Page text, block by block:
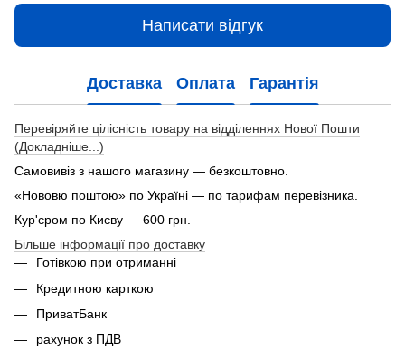
Написати відгук
Доставка Оплата Гарантія
Перевіряйте цілісність товару на відділеннях Нової Пошти
(Докладніше...)
Самовивіз з нашого магазину — безкоштовно.
«Нововю поштою» по Україні — по тарифам перевізника.
Кур'єром по Києву — 600 грн.
Більше інформації про доставку
Готівкою при отриманні
Кредитною карткою
ПриватБанк
рахунок з ПДВ